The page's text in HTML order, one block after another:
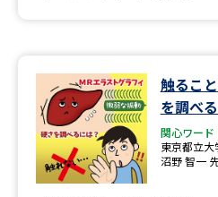
学問のミニ講義「夢ナビ講義」
学問の教科書
触るこ
を調べ
関心ワード
東京都立大
沼野 智一